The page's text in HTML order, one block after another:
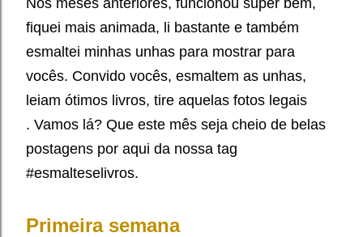
fiquei mais animada, li bastante e também
esmaltei minhas unhas para mostrar para
vocês. Convido vocês, esmaltem as unhas,
leiam ótimos livros, tire aquelas fotos legais
. Vamos lá? Que este mês seja cheio de belas
postagens por aqui da nossa tag
#esmalteselivros.
Primeira semana